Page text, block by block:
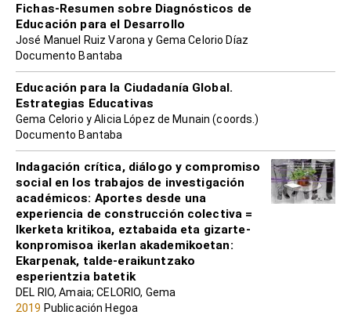
Fichas-Resumen sobre Diagnósticos de
Educación para el Desarrollo
José Manuel Ruiz Varona y Gema Celorio Díaz
Documento Bantaba
Educación para la Ciudadanía Global.
Estrategias Educativas
Gema Celorio y Alicia López de Munain (coords.)
Documento Bantaba
Indagación crítica, diálogo y compromiso
social en los trabajos de investigación
académicos: Aportes desde una
experiencia de construcción colectiva =
Ikerketa kritikoa, eztabaida eta gizarte-
konpromisoa ikerlan akademikoetan:
Ekarpenak, talde-eraikuntzako
esperientzia batetik
DEL RIO, Amaia; CELORIO, Gema
2019 Publicación Hegoa